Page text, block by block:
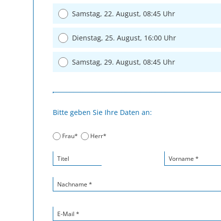
Samstag, 22. August, 08:45 Uhr
Dienstag, 25. August, 16:00 Uhr
Samstag, 29. August, 08:45 Uhr
Bitte geben Sie Ihre Daten an:
Frau* Herr*
Titel Vorname *
Nachname *
E-Mail *